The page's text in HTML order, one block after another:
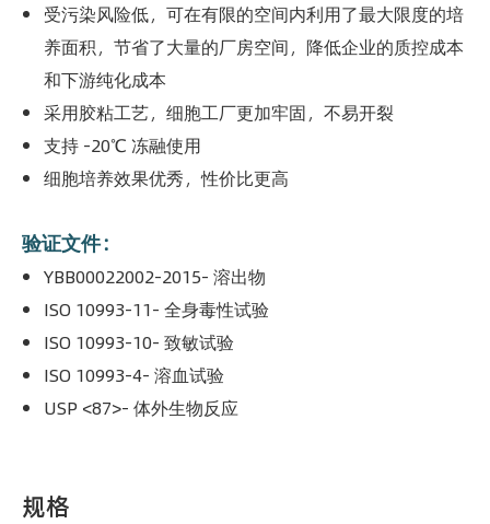
受污染风险低，可在有限的空间内利用了最大限度的培
养面积，节省了大量的厂房空间，降低企业的质控成本
和下游纯化成本
采用胶粘工艺，细胞工厂更加牢固，不易开裂
支持 -20℃ 冻融使用
细胞培养效果优秀，性价比更高
验证文件：
YBB00022002-2015- 溶出物
ISO 10993-11- 全身毒性试验
ISO 10993-10- 致敏试验
ISO 10993-4- 溶血试验
USP <87>- 体外生物反应
规格